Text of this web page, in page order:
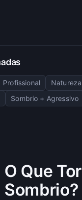
Profissional Natureza
Sombrio + Agressivo
O Que
Sombrio?